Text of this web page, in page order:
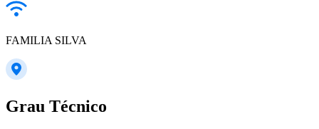
FAMILIA SILVA
Grau Técnico